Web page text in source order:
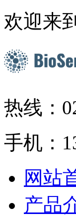
欢迎来
热线：
手机：
网站
产品